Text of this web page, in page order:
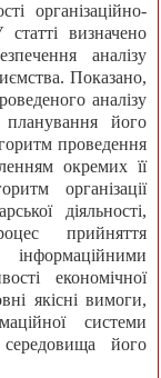
організаційно-
визначено
аналізу
Показано,
аналізу
планування його
проведення
окремих її
організації
діяльності,
прийняття
інформаційними
економічної
якісні вимоги,
системи
його